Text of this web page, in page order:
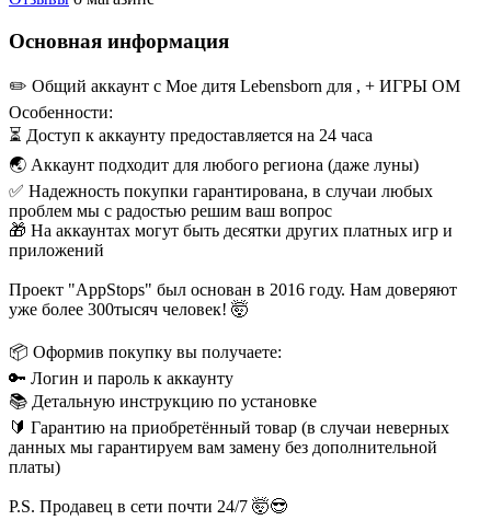
Основная информация
✏️ Общий аккаунт с Мое дитя Lebensborn для , + ИГРЫ ОМ
Особенности:
⏳ Доступ к аккаунту предоставляется на 24 часа
🌏 Аккаунт подходит для любого региона (даже луны)
✅ Надежность покупки гарантирована, в случаи любых
проблем мы с радостью решим ваш вопрос
🎁 На аккаунтах могут быть десятки других платных игр и
приложений
Проект "AppStops" был основан в 2016 году. Нам доверяют
уже более 300тысяч человек! 🤯
📦 Оформив покупку вы получаете:
🔑 Логин и пароль к аккаунту
📚 Детальную инструкцию по установке
🔰 Гарантию на приобретённый товар (в случаи неверных
данных мы гарантируем вам замену без дополнительной
платы)
P.S. Продавец в сети почти 24/7 🤯😎